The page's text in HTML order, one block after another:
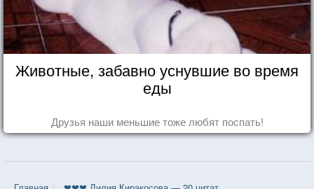
Животные, забавно уснувшие во время
еды
Друзья наши меньшие тоже любят поспать!